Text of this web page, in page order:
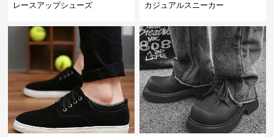
レースアップシューズ
カジュアルスニーカー